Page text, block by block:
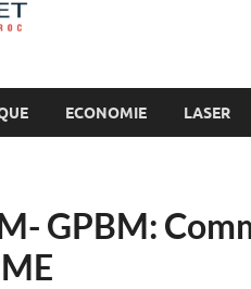
ECONOMIE LASER
GPBM: